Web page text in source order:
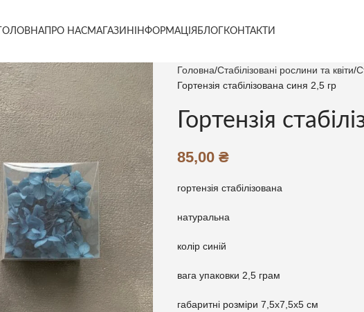
ГОЛОВНАПРО НАСМАГАЗИН ІНФОРМАЦІЯ БЛОГ КОНТАКТИ
Головна Стабілізовані рослини та квіти
Гортензія стабілізована синя 2,5 гр
Гортензія
85,00 ₴
гортензія стабілізована
натуральна
колір синій
вага упаковки 2,5 грам
габаритні розміри 7,5х7,5х5 см